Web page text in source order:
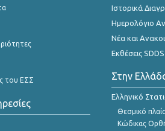
του ΕΣΣ
Ιστορικά
Ημερολόγιο
Νέα και
Εκθέσεις SDDS
Στην
Ελληνικό
Θεσμικό
Κώδικας